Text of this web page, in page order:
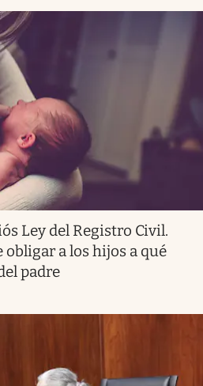
Ley del Registro Civil.
obligar a los hijos a qué
padre